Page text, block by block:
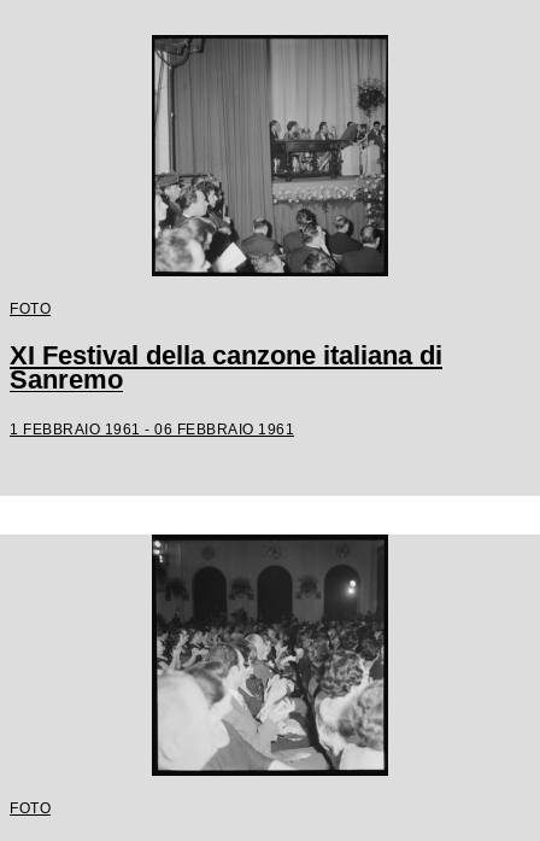
FOTO
XI Festival della canzone italiana di
Sanremo
1 FEBBRAIO 1961 - 06 FEBBRAIO 1961
FOTO